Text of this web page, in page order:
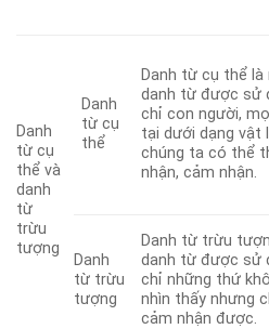
Danh
từ cụ
thể và
danh
từ
trừu
tượng
Danh
từ cụ
thể
Danh từ cụ thể là
danh từ được sử
chỉ con người,
tại dưới dạng vật
chúng ta có thể
nhận, cảm nhận.
Danh
từ trừu
tượng
Danh từ trừu
danh từ được sử
chỉ những thứ
nhìn thấy nhưng
cảm nhận được.